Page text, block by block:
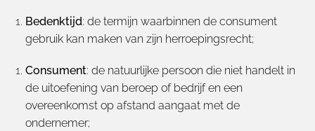
Bedenktijd: de termijn waarbinnen de consument
gebruik kan maken van zijn herroepingsrecht;
Consument: de natuurlijke persoon die niet handelt in
de uitoefening van beroep of bedrijf en een
overeenkomst op afstand aangaat met de
ondernemer;